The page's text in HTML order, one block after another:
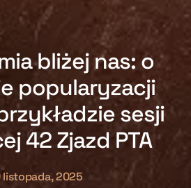
bliżej nas: o
popularyzacji
sesji
42 Zjazd PTA
listopada, 2025